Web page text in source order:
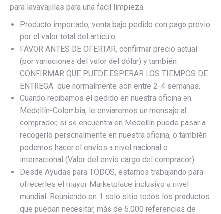
para lavavajillas para una fácil limpieza.
Producto importado, venta bajo pedido con pago previo
por el valor total del artículo.
FAVOR ANTES DE OFERTAR, confirmar precio actual
(por variaciones del valor del dólar) y también
CONFIRMAR QUE PUEDE ESPERAR LOS TIEMPOS DE
ENTREGA que normalmente son entre 2-4 semanas.
Cuando recibamos el pedido en nuestra oficina en
Medellín-Colombia, le enviaremos un mensaje al
comprador, si se encuentra en Medellín puede pasar a
recogerlo personalmente en nuestra oficina, o también
podemos hacer el envios a nivel nacional o
internacional (Valor del envio cargo del comprador).
Desde Ayudas para TODOS, estamos trabajando para
ofrecerles el mayor Marketplace inclusivo a nivel
mundial. Reuniendo en 1 solo sitio todos los productos
que puedan necesitar, más de 5.000 referencias de